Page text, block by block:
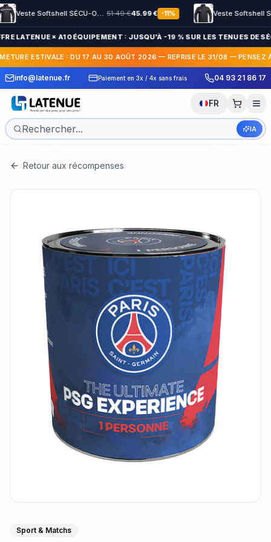
Veste Softshell SÉCU-ONE HV-TAPE Sécurité Privée noir 51.49€45.99€ -11%
LATENUE × A10 ÉQUIPEMENT : JUSQU'À -19 % SUR LES TENUES DE
ESTIVALE : DU 17 AU 30 AOÛT 2026 — REPRISE LE 31/08 — PENSEZ
info@latenue.fr
en France et
Paiement en 3x / 4x sans frais
30 jours pour
04 93 21 86 17
FR
IA
Retour aux récompenses
Sport & Matchs